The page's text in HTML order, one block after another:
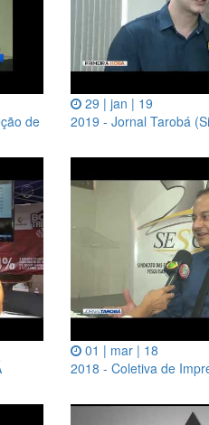
de
29 | jan | 19
2019 - Jornal Tarobá
01 | mar | 18
2018 - Coletiva de